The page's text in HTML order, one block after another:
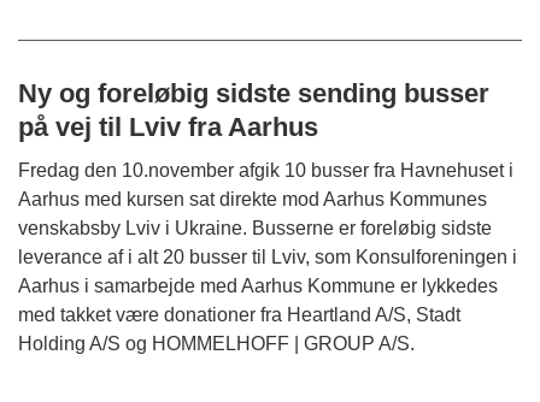
Ny og foreløbig sidste sending busser
på vej til Lviv fra Aarhus
Fredag den 10.november afgik 10 busser fra Havnehuset i
Aarhus med kursen sat direkte mod Aarhus Kommunes
venskabsby Lviv i Ukraine. Busserne er foreløbig sidste
leverance af i alt 20 busser til Lviv, som Konsulforeningen i
Aarhus i samarbejde med Aarhus Kommune er lykkedes
med takket være donationer fra Heartland A/S, Stadt
Holding A/S og HOMMELHOFF | GROUP A/S.